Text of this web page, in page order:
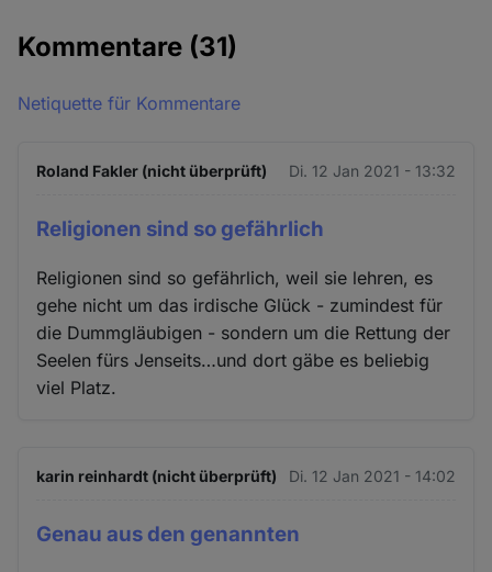
Kommentare (31)
Netiquette für Kommentare
Roland Fakler (nicht überprüft) Di. 12 Jan 2021 - 13:32
Religionen sind so gefährlich
Religionen sind so gefährlich, weil sie lehren, es
gehe nicht um das irdische Glück - zumindest für
die Dummgläubigen - sondern um die Rettung der
Seelen fürs Jenseits…und dort gäbe es beliebig
viel Platz.
karin reinhardt (nicht überprüft) Di. 12 Jan 2021 - 14:02
Genau aus den genannten